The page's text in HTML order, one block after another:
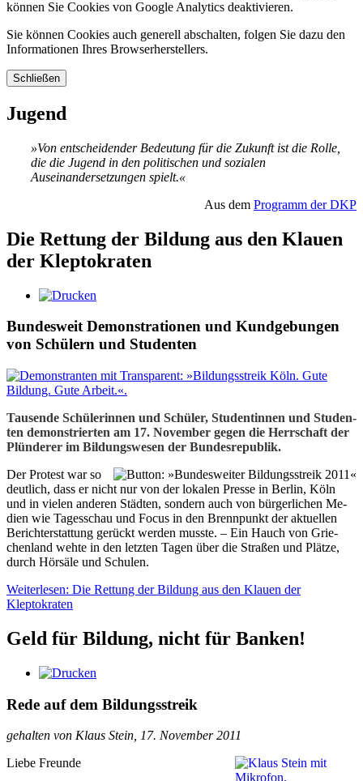
können Sie Cookies von Google Analytics deaktivieren.
Sie können Cookies auch generell abschalten, folgen Sie dazu den
Informationen Ihres Browserherstellers.
Schließen
Jugend
»Von entscheidender Bedeutung für die Zukunft ist die Rolle,
die die Jugend in den politischen und sozialen
Auseinandersetzungen spielt.«
Aus dem Programm der DKP
Die Rettung der Bildung aus den Klauen
der Kleptokraten
Bun­des­weit De­mons­tra­tio­nen und Kund­ge­bun­gen
von Schü­lern und Stu­denten
Tausende Schü­le­rin­nen und Schü­ler, Stu­den­tin­nen und Stu­den­
ten demons­trier­ten am 17. Novem­ber gegen die Herr­schaft der
Plün­de­rer im Bildungs­wesen der Bundes­re­pu­blik.
Der Pro­test war so
deut­lich, dass er nicht nur von der lokalen Presse in Berlin, Köln
und in vielen ande­ren Städten, son­dern auch von bür­ger­li­chen Me­
dien wie Tages­schau und Focus in den Brenn­punkt der aktu­el­len
Be­richt­er­stat­tung ge­rückt werden musste. – Ein Hauch von Grie­
chen­land wehte in den letzten Tagen über die Straßen und Plätze,
durch Hör­säle und Schulen.
Weiterlesen: Die Rettung der Bildung aus den Klauen der
Kleptokraten
Geld für Bildung, nicht für Banken!
Rede auf dem Bildungsstreik
gehalten von Klaus Stein, 17. November 2011
Liebe Freunde